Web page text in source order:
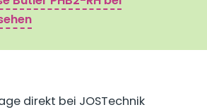
direkt bei JOSTechnik